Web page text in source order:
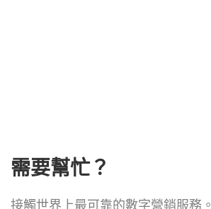
需要幫忙？
接觸世界上最可靠的數字營銷服務。